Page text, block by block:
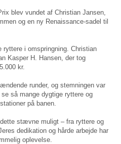
blev vundet af Christian Jansen,
og en ny Renaissance-sadel til
ryttere i omspringning. Christian
Kasper H. Hansen, der tog
kr.
runder, og stemningen var
så mange dygtige ryttere og
på banen.
stævne muligt – fra ryttere og
dedikation og hårde arbejde har
oplevelse.